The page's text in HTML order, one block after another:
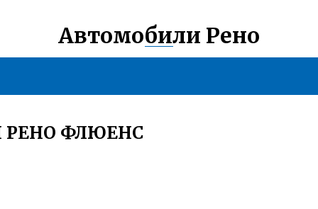
Автомобили Рено
РЕНО ФЛЮЕНС